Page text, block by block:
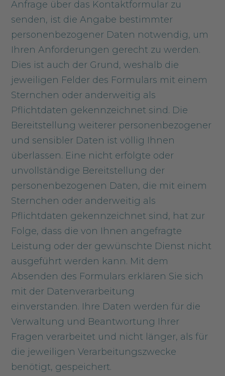
Anfrage über das Kontaktformular zu
senden, ist die Angabe bestimmter
personenbezogener Daten notwendig, um
Ihren Anforderungen gerecht zu werden.
Dies ist auch der Grund, weshalb die
jeweiligen Felder des Formulars mit einem
Sternchen oder anderweitig als
Pflichtdaten gekennzeichnet sind. Die
Bereitstellung weiterer personenbezogener
und sensibler Daten ist völlig Ihnen
überlassen. Eine nicht erfolgte oder
unvollständige Bereitstellung der
personenbezogenen Daten, die mit einem
Sternchen oder anderweitig als
Pflichtdaten gekennzeichnet sind, hat zur
Folge, dass die von Ihnen angefragte
Leistung oder der gewünschte Dienst nicht
ausgeführt werden kann. Mit dem
Absenden des Formulars erklären Sie sich
mit der Datenverarbeitung
einverstanden. Ihre Daten werden für die
Verwaltung und Beantwortung Ihrer
Fragen verarbeitet und nicht länger, als für
die jeweiligen Verarbeitungszwecke
benötigt, gespeichert.